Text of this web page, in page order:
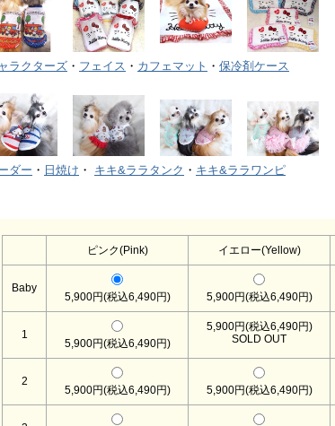
ラクターズ ・ フェイス ・ カフェマット ・ 保冷剤ケース
ダー ・ 日焼け ・ キキ&ララタンク ・ キキ&ララワンピ
ピンク(Pink) イエロー(Yellow)
Baby
5,900円(税込6,490円) 5,900円(税込6,490円)
1
5,900円(税込6,490円)
5,900円(税込6,490円)
SOLD OUT
2
5,900円(税込6,490円) 5,900円(税込6,490円)